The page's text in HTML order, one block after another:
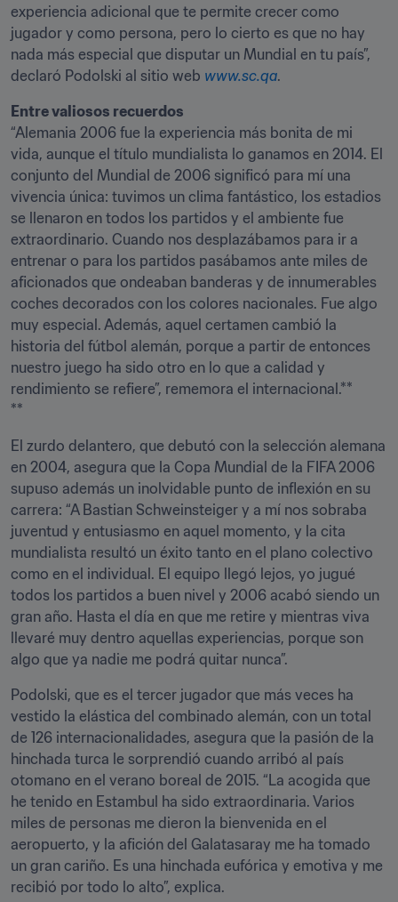
experiencia adicional que te permite crecer como
jugador y como persona, pero lo cierto es que no hay
nada más especial que disputar un Mundial en tu país”,
declaró Podolski al sitio web www.sc.qa.
“Alemania 2006 fue la experiencia más bonita de mi
vida, aunque el título mundialista lo ganamos en 2014. El
conjunto del Mundial de 2006 significó para mí una
vivencia única: tuvimos un clima fantástico, los estadios
se llenaron en todos los partidos y el ambiente fue
extraordinario. Cuando nos desplazábamos para ir a
entrenar o para los partidos pasábamos ante miles de
aficionados que ondeaban banderas y de innumerables
coches decorados con los colores nacionales. Fue algo
muy especial. Además, aquel certamen cambió la
historia del fútbol alemán, porque a partir de entonces
nuestro juego ha sido otro en lo que a calidad y
rendimiento se refiere”, rememora el internacional.**
**
El zurdo delantero, que debutó con la selección alemana
en 2004, asegura que la Copa Mundial de la FIFA 2006
supuso además un inolvidable punto de inflexión en su
carrera: “A Bastian Schweinsteiger y a mí nos sobraba
juventud y entusiasmo en aquel momento, y la cita
mundialista resultó un éxito tanto en el plano colectivo
como en el individual. El equipo llegó lejos, yo jugué
todos los partidos a buen nivel y 2006 acabó siendo un
gran año. Hasta el día en que me retire y mientras viva
llevaré muy dentro aquellas experiencias, porque son
algo que ya nadie me podrá quitar nunca”.
Podolski, que es el tercer jugador que más veces ha
vestido la elástica del combinado alemán, con un total
de 126 internacionalidades, asegura que la pasión de la
hinchada turca le sorprendió cuando arribó al país
otomano en el verano boreal de 2015. “La acogida que
he tenido en Estambul ha sido extraordinaria. Varios
miles de personas me dieron la bienvenida en el
aeropuerto, y la afición del Galatasaray me ha tomado
un gran cariño. Es una hinchada eufórica y emotiva y me
recibió por todo lo alto”, explica.